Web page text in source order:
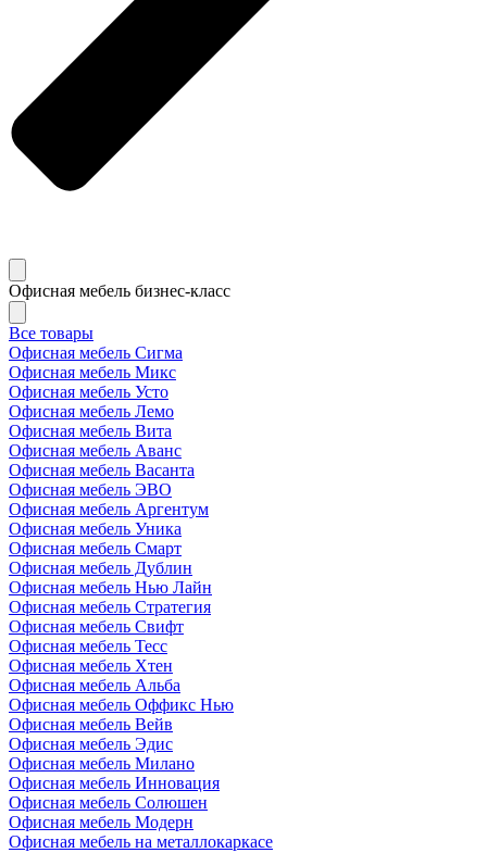
Офисная мебель бизнес-класс
Все товары
Офисная мебель Сигма
Офисная мебель Микс
Офисная мебель Усто
Офисная мебель Лемо
Офисная мебель Вита
Офисная мебель Аванс
Офисная мебель Васанта
Офисная мебель ЭВО
Офисная мебель Аргентум
Офисная мебель Уника
Офисная мебель Смарт
Офисная мебель Дублин
Офисная мебель Нью Лайн
Офисная мебель Стратегия
Офисная мебель Свифт
Офисная мебель Тесс
Офисная мебель Хтен
Офисная мебель Альба
Офисная мебель Оффикс Нью
Офисная мебель Вейв
Офисная мебель Эдис
Офисная мебель Милано
Офисная мебель Инновация
Офисная мебель Солюшен
Офисная мебель Модерн
Офисная мебель на металлокаркасе